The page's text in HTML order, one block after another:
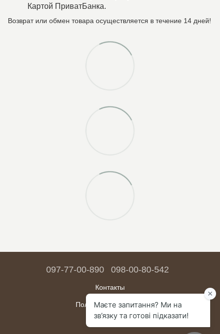
Картой ПриватБанка.
Возврат или обмен товара осуществляется в течение 14 дней!
097-77-00-890 098-00-80-542
Контакты
Полная версия сайта
Карта сайта